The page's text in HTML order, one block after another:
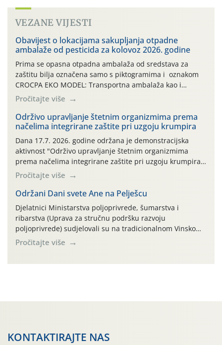
VEZANE VIJESTI
Obavijest o lokacijama sakupljanja otpadne
ambalaže od pesticida za kolovoz 2026. godine
Prima se opasna otpadna ambalaža od sredstava za
zaštitu bilja označena samo s piktogramima i oznakom
CROCPA EKO MODEL: Transportna ambalaža kao i
ambalaža drugih proizvoda koji nisu sredstva za zaštitu
bilja (npr. ambalaža od mineralnih gnojiva,) se ne
prihvaća. Korisnicima je osiguran besplatni povrat
prazne ambalaže isključivo ovih tvrtki: AGROCHEM-MAKS,
AGRONOM, ALBAUGH TKI* (PINUS […]
Pročitajte više
Održivo upravljanje štetnim organizmima prema
načelima integrirane zaštite pri uzgoju krumpira
Dana 17.7. 2026. godine održana je demonstracijska
aktivnost "Održivo upravljanje štetnim organizmima
prema načelima integrirane zaštite pri uzgoju krumpira"
na pokusnom polju "Poredje", kraj naselja Belica (ARKOD
parcela ID 2445031) (središnji dio Međimurske županije).
Pročitajte više
Održani Dani svete Ane na Pelješcu
Djelatnici Ministarstva poljoprivrede, šumarstva i
ribarstva (Uprava za stručnu podršku razvoju
poljoprivrede) sudjelovali su na tradicionalnom Vinskom
forumu, održanom 24.07.2026. godine u Domu vinarske
tradicije u Putnikovićima na poluotoku Pelješcu, u
Pročitajte više
KONTAKTIRAJTE NAS